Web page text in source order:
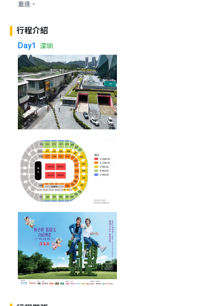
重逢。
行程介紹
Day1
深圳